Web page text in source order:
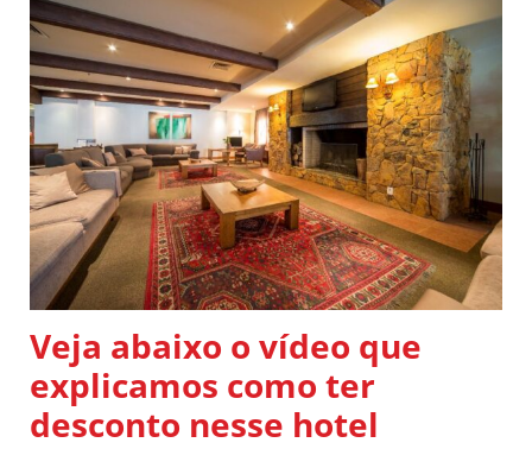
Veja abaixo o vídeo que
explicamos como ter
desconto nesse hotel